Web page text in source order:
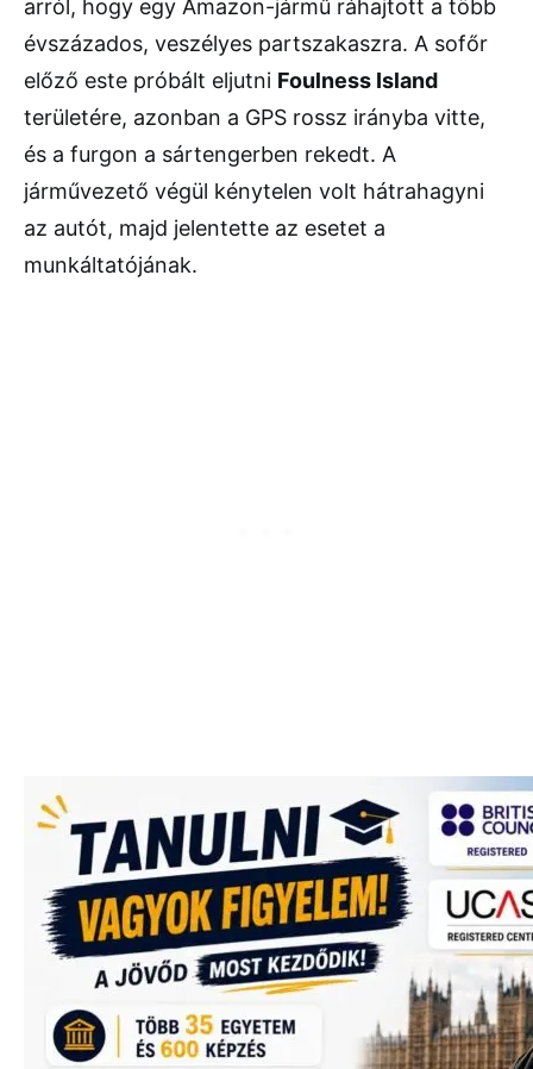
arról, hogy egy Amazon-jármű ráhajtott a több
évszázados, veszélyes partszakaszra. A sofőr
előző este próbált eljutni Foulness Island
területére, azonban a GPS rossz irányba vitte,
és a furgon a sártengerben rekedt. A
járművezető végül kénytelen volt hátrahagyni
az autót, majd jelentette az esetet a
munkáltatójának.